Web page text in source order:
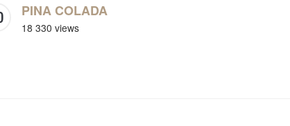
PINA COLADA
18 330 views